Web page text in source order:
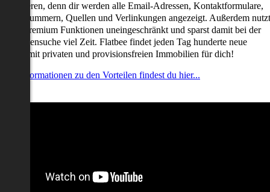
denn dir werden alle Email-Adressen, Kontaktformulare,
Quellen und Verlinkungen angezeigt. Außerdem nutzt
alle Premium Funktionen uneingeschränkt und sparst damit bei der
viel Zeit. Flatbee findet jeden Tag hunderte neue
mit privaten und provisionsfreien Immobilien für dich!
Informationen zu den Vorteilen findest du hier...